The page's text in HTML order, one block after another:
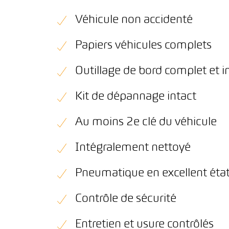
Véhicule non accidenté
Papiers véhicules complets
Outillage de bord complet et
Kit de dépannage intact
Au moins 2e clé du véhicule
Intégralement nettoyé
Pneumatique en excellent
Contrôle de sécurité
Entretien et usure contrôlés